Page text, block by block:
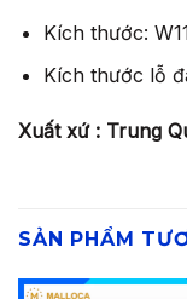
Kích thước:
Kích thước lỗ
Xuất xứ : Trung
SẢN PHẨM